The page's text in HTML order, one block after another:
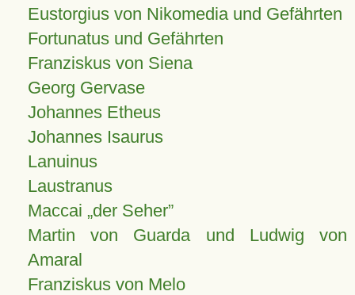
Eustorgius von Nikomedia und Gefährten
Fortunatus und Gefährten
Franziskus von Siena
Georg Gervase
Johannes Etheus
Johannes Isaurus
Lanuinus
Laustranus
Maccai „der Seher”
Martin von Guarda und Ludwig von
Amaral
Franziskus von Melo